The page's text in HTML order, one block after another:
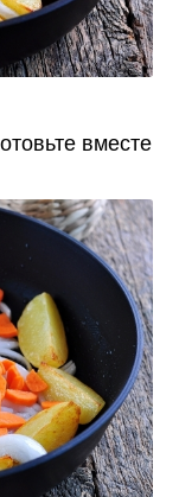
вместе